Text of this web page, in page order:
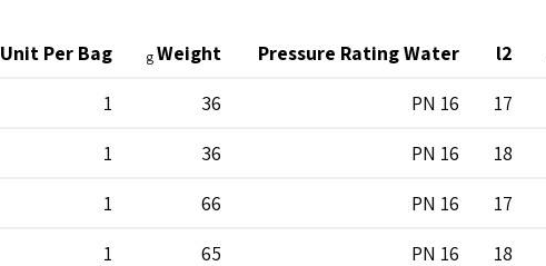
l2
Pressure Rating Water
Weight
g
Unit Per Bag
17
PN 16
36
1
18
PN 16
36
1
17
PN 16
66
1
18
PN 16
65
1